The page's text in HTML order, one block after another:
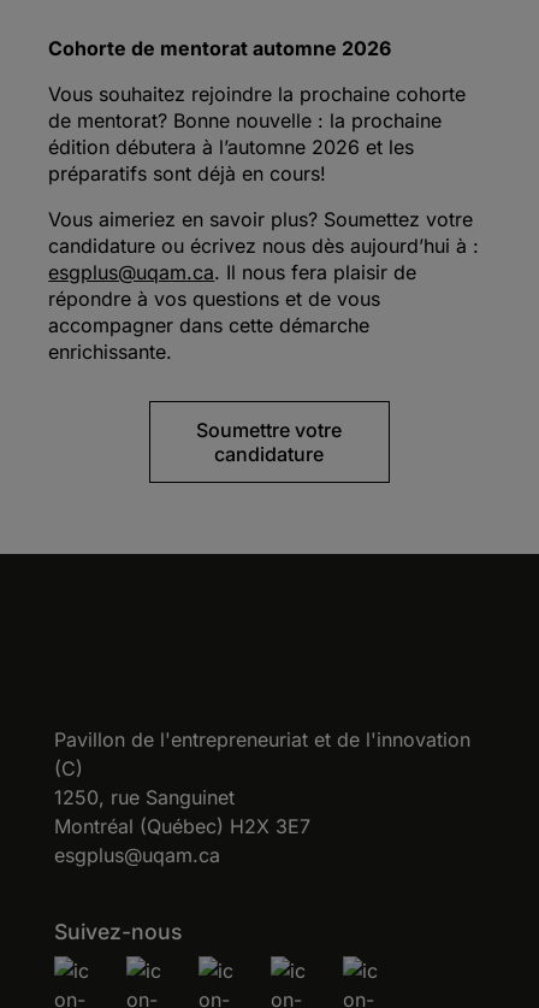
Cohorte de mentorat automne 2026
Vous souhaitez rejoindre la prochaine cohorte
de mentorat? Bonne nouvelle : la prochaine
édition débutera à l’automne 2026 et les
préparatifs sont déjà en cours!
Vous aimeriez en savoir plus? Soumettez votre
candidature ou écrivez nous dès aujourd’hui à :
esgplus@uqam.ca. Il nous fera plaisir de
répondre à vos questions et de vous
accompagner dans cette démarche
enrichissante.
Soumettre votre
candidature
Pavillon de l'entrepreneuriat et de l'innovation
(C)
1250, rue Sanguinet
Montréal (Québec) H2X 3E7
esgplus@uqam.ca
Suivez-nous